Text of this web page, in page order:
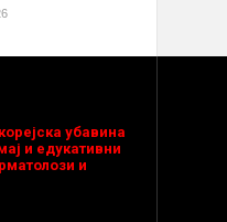
убавина
и едукативни
и